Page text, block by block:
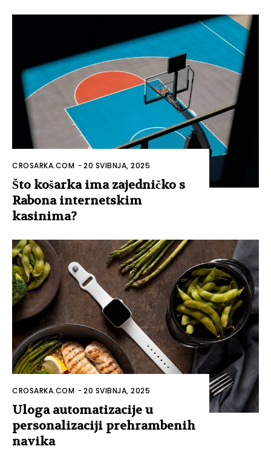
CROSARKA.COM -20 SVIBNJA, 2025
Što košarka ima zajedničko s
Rabona internetskim
kasinima?
CROSARKA.COM -20 SVIBNJA, 2025
Uloga automatizacije u
personalizaciji prehrambenih
navika